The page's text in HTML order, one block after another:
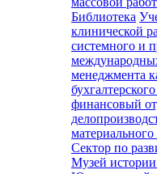
Библиотека
клинической
системного и
менеджмента
финансовый
Сектор по
Музей